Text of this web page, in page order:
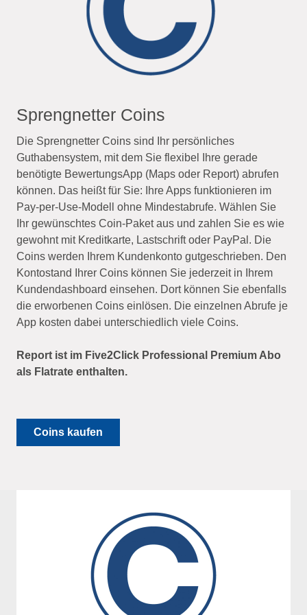
Sprengnetter Coins
Die Sprengnetter Coins sind Ihr persönliches
Guthabensystem, mit dem Sie flexibel Ihre gerade
benötigte BewertungsApp (Maps oder Report) abrufen
können. Das heißt für Sie: Ihre Apps funktionieren im
Pay-per-Use-Modell ohne Mindestabrufe. Wählen Sie
Ihr gewünschtes Coin-Paket aus und zahlen Sie es wie
gewohnt mit Kreditkarte, Lastschrift oder PayPal. Die
Coins werden Ihrem Kundenkonto gutgeschrieben. Den
Kontostand Ihrer Coins können Sie jederzeit in Ihrem
Kundendashboard einsehen. Dort können Sie ebenfalls
die erworbenen Coins einlösen. Die einzelnen Abrufe je
App kosten dabei unterschiedlich viele Coins.
Report ist im Five2Click Professional Premium Abo
als Flatrate enthalten.
Coins kaufen